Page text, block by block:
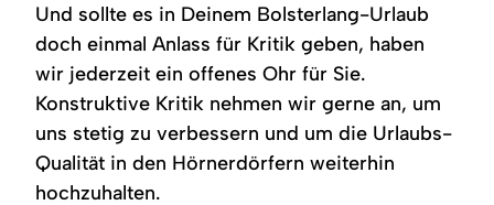
Und sollte es in Deinem Bolsterlang-Urlaub
doch einmal Anlass für Kritik geben, haben
wir jederzeit ein offenes Ohr für Sie.
Konstruktive Kritik nehmen wir gerne an, um
uns stetig zu verbessern und um die Urlaubs-
Qualität in den Hörnerdörfern weiterhin
hochzuhalten.